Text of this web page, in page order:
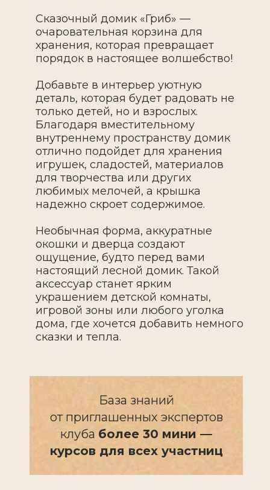
Сказочный домик «Гриб» —
очаровательная корзина для
хранения, которая превращает
порядок в настоящее волшебство!
Добавьте в интерьер уютную
деталь, которая будет радовать не
только детей, но и взрослых.
Благодаря вместительному
внутреннему пространству домик
отлично подойдет для хранения
игрушек, сладостей, материалов
для творчества или других
любимых мелочей, а крышка
надежно скроет содержимое.
Необычная форма, аккуратные
окошки и дверца создают
ощущение, будто перед вами
настоящий лесной домик. Такой
аксессуар станет ярким
украшением детской комнаты,
игровой зоны или любого уголка
дома, где хочется добавить немного
сказки и тепла.
База знаний
от приглашенных экспертов
клуба более 30 мини —
курсов для всех участниц